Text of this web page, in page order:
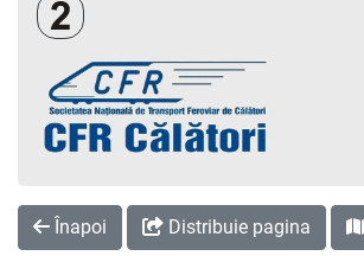
Înapoi Distribuie pagina